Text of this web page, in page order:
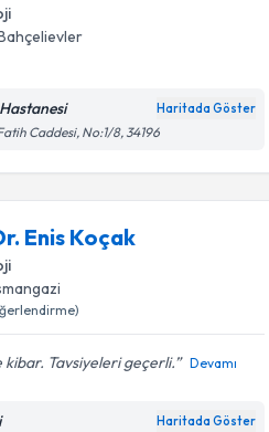
Haritada Göster
Caddesi, No:1/8, 34196
Enis Koçak
kibar. Tavsiyeleri geçerli. Devamı
Haritada Göster